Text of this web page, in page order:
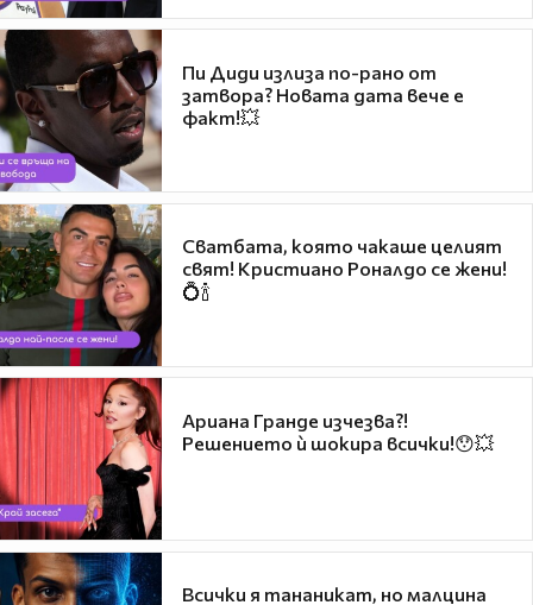
Пи Диди излиза по-рано от
затвора? Новата дата вече е
факт!💥
Сватбата, която чакаше целият
свят! Кристиано Роналдо се жени!
💍🍾
Ариана Гранде изчезва?!
Решението ѝ шокира всички!😯💥
Всички я тананикат, но малцина